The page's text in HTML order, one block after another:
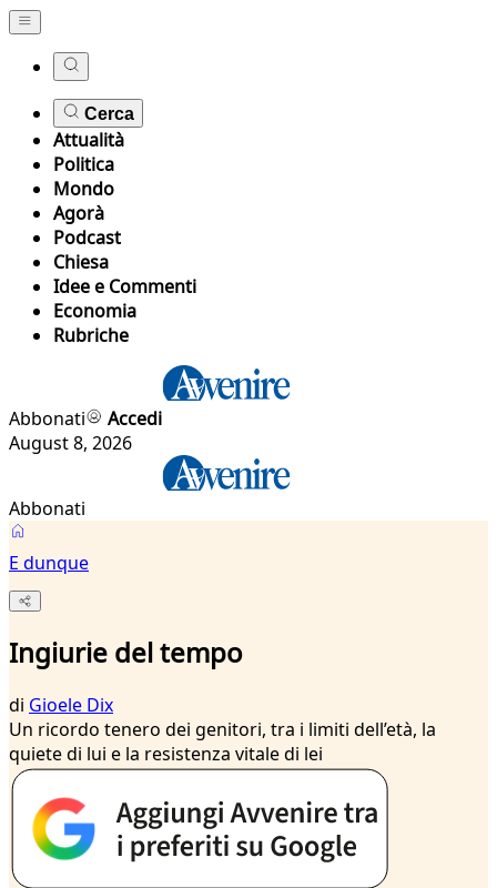
Cerca
Attualità
Politica
Mondo
Agorà
Podcast
Chiesa
Idee e Commenti
Economia
Rubriche
Abbonati
Accedi
August 8, 2026
Abbonati
E dunque
Ingiurie del tempo
di Gioele Dix
Un ricordo tenero dei genitori, tra i limiti dell’età, la
quiete di lui e la resistenza vitale di lei